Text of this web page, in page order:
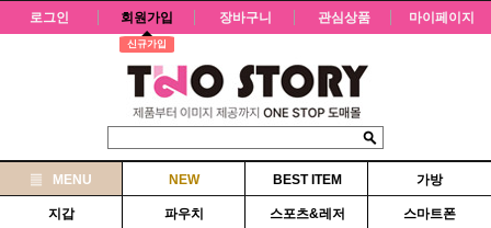
로그인 회원가입
신규가입
장바구니 관심상품 마이페이지
MENU NEW BEST ITEM 가방
지갑 파우치 스포츠&레저 스마트폰